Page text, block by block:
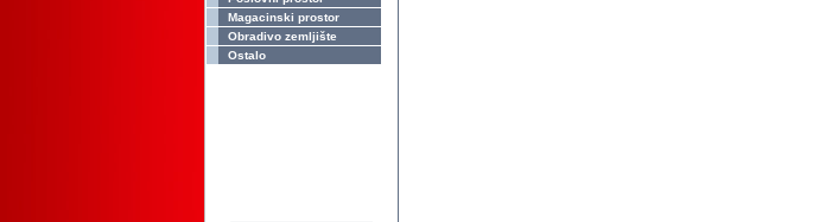
Magacinski prostor
Obradivo zemljište
Ostalo